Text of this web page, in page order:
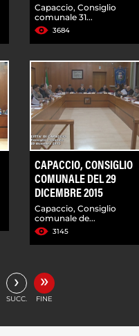
Capaccio, Consiglio
comunale 31...
3684
CAPACCIO, CONSIGLIO
COMUNALE DEL 29
DICEMBRE 2015
Capaccio, Consiglio
comunale de...
3145
›
SUCC.
»
FINE